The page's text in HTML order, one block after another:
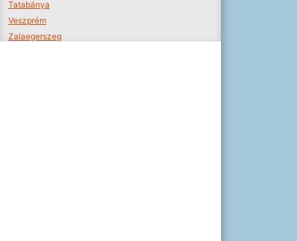
Tatabánya
Veszprém
Zalaegerszeg